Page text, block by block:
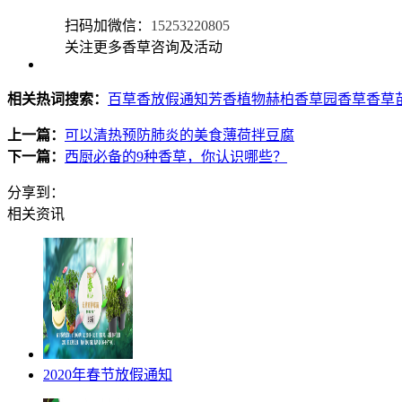
扫码加微信： 15253220805
关注更多香草咨询及活动
相关热词搜索： 百草香放假通知芳香植物赫柏香草园 香草香草
上一篇： 可以清热预防肺炎的美食薄荷拌豆腐
下一篇： 西厨必备的9种香草，你认识哪些？
分享到：
相关资讯
2020年春节放假通知